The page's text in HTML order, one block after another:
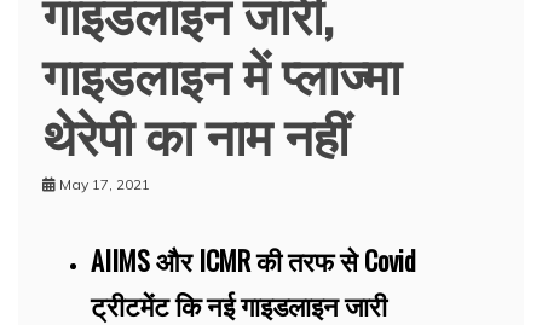
गाइडलाइन में प्लाज्मा
थेरेपी का नाम नहीं
May 17, 2021
AIIMS और ICMR की तरफ से Covid
ट्रीटमेंट कि नई गाइडलाइन जारी